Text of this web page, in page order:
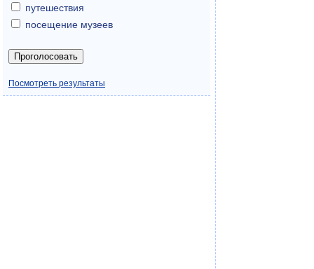
путешествия
посещение музеев
Посмотреть результаты